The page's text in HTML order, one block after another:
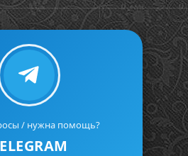
/ нужна помощь?